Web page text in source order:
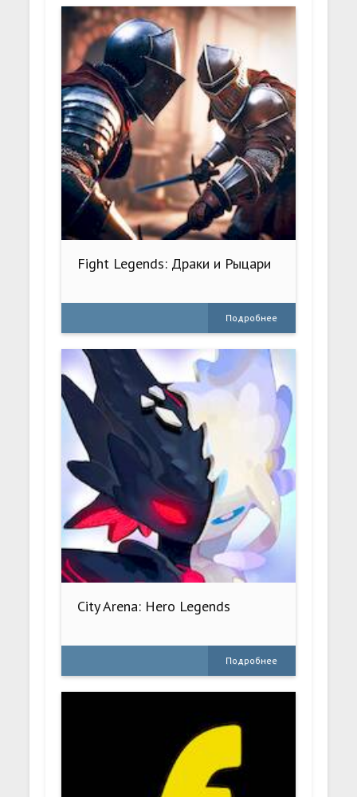
Fight Legends: Драки и Рыцари
Подробнее
City Arena: Hero Legends
Подробнее